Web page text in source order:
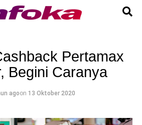
Pertamax
Begini Caranya
agoon 13 Oktober 2020